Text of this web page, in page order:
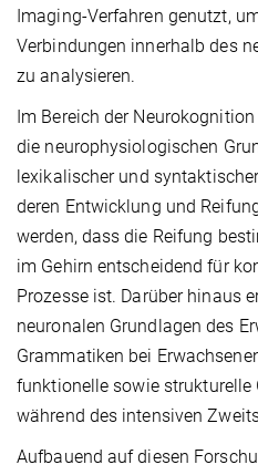
Imaging-Verfahren genutzt,
Verbindungen innerhalb des
zu analysieren.
Im Bereich der
die neurophysiologischen
lexikalischer und
deren Entwicklung und
werden, dass die Reifung
im Gehirn entscheidend für
Prozesse ist. Darüber hinaus
neuronalen Grundlagen des
Grammatiken bei
funktionelle sowie strukturelle
während des intensiven
Aufbauend auf diesen